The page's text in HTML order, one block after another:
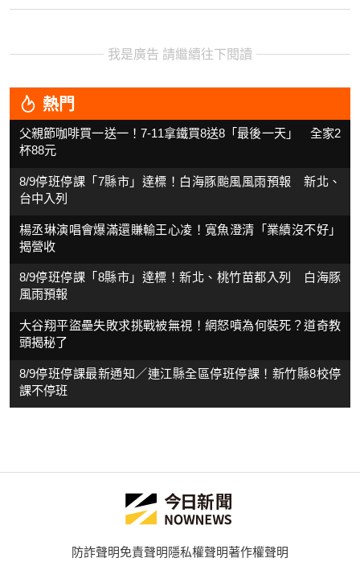
我是廣告 請繼續往下閱讀
熱門
父親節咖啡買一送一！7-11拿鐵買8送8「最後一天」 全家2
杯88元
8/9停班停課「7縣市」達標！白海豚颱風風雨預報 新北、
台中入列
楊丞琳演唱會爆滿還賺輸王心凌！寬魚澄清「業績沒不好」
揭營收
8/9停班停課「8縣市」達標！新北、桃竹苗都入列 白海豚
風雨預報
大谷翔平盜壘失敗求挑戰被無視！網怒噴為何裝死？道奇教
頭揭秘了
8/9停班停課最新通知／連江縣全區停班停課！新竹縣8校停
課不停班
防詐聲明免責聲明隱私權聲明著作權聲明